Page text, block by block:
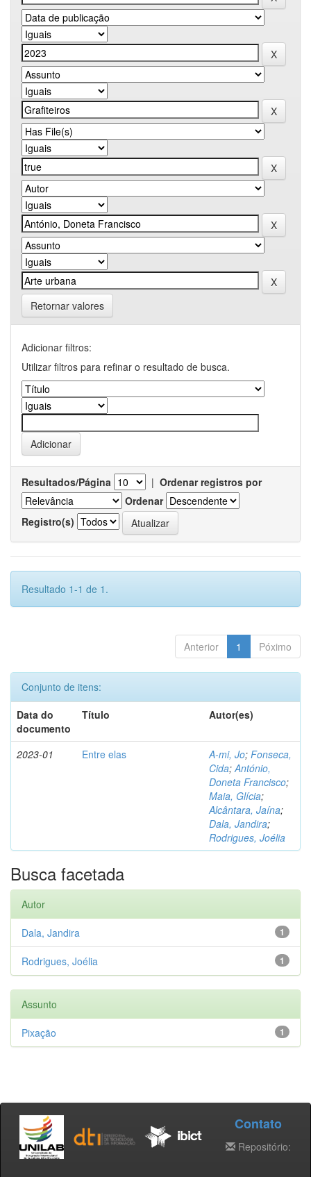
Retornar valores
Adicionar filtros:
Utilizar filtros para refinar o resultado de busca.
Resultados/Página | Ordenar registros por
Ordenar
Registro(s)
Resultado 1-1 de 1.
Anterior 1 Póximo
Conjunto de itens:
Data do
documento
Título Autor(es)
2023-01 Entre elas A-mi, Jo; Fonseca,
Cida;António,
Doneta Francisco;
Maia, Glícia;
Alcântara, Jaína;
Dala, Jandira;
Rodrigues, Joélia
Busca facetada
Autor
1
Dala, Jandira
1
Rodrigues, Joélia
Assunto
1
Pixação
Contato
Repositório: